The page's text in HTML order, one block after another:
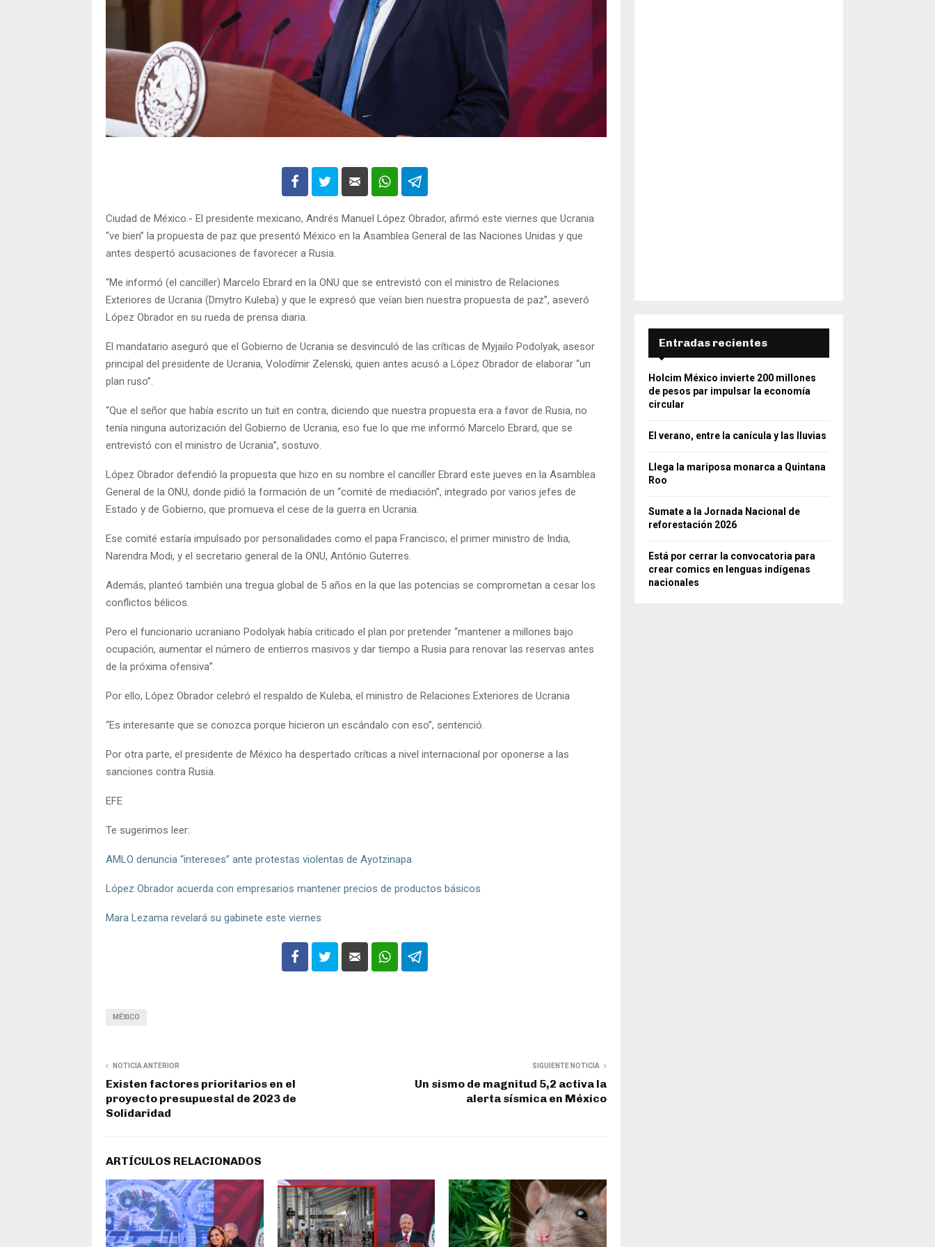
Ciudad de México.- El presidente mexicano, Andrés Manuel López Obrador, afirmó este viernes que Ucrania
“ve bien” la propuesta de paz que presentó México en la Asamblea General de las Naciones Unidas y que
antes despertó acusaciones de favorecer a Rusia.
“Me informó (el canciller) Marcelo Ebrard en la ONU que se entrevistó con el ministro de Relaciones
Exteriores de Ucrania (Dmytro Kuleba) y que le expresó que veían bien nuestra propuesta de paz”, aseveró
López Obrador en su rueda de prensa diaria.
El mandatario aseguró que el Gobierno de Ucrania se desvinculó de las críticas de Myjailo Podolyak, asesor
principal del presidente de Ucrania, Volodímir Zelenski, quien antes acusó a López Obrador de elaborar “un
plan ruso”.
“Que el señor que había escrito un tuit en contra, diciendo que nuestra propuesta era a favor de Rusia, no
tenía ninguna autorización del Gobierno de Ucrania, eso fue lo que me informó Marcelo Ebrard, que se
entrevistó con el ministro de Ucrania”, sostuvo.
López Obrador defendió la propuesta que hizo en su nombre el canciller Ebrard este jueves en la Asamblea
General de la ONU, donde pidió la formación de un “comité de mediación”, integrado por varios jefes de
Estado y de Gobierno, que promueva el cese de la guerra en Ucrania.
Ese comité estaría impulsado por personalidades como el papa Francisco; el primer ministro de India,
Narendra Modi, y el secretario general de la ONU, António Guterres.
Además, planteó también una tregua global de 5 años en la que las potencias se comprometan a cesar los
conflictos bélicos.
Pero el funcionario ucraniano Podolyak había criticado el plan por pretender “mantener a millones bajo
ocupación, aumentar el número de entierros masivos y dar tiempo a Rusia para renovar las reservas antes
de la próxima ofensiva”.
Por ello, López Obrador celebró el respaldo de Kuleba, el ministro de Relaciones Exteriores de Ucrania
“Es interesante que se conozca porque hicieron un escándalo con eso”, sentenció.
Por otra parte, el presidente de México ha despertado críticas a nivel internacional por oponerse a las
sanciones contra Rusia.
EFE
Te sugerimos leer:
AMLO denuncia “intereses” ante protestas violentas de Ayotzinapa
López Obrador acuerda con empresarios mantener precios de productos básicos
Mara Lezama revelará su gabinete este viernes
MÉXICO
NOTICIA ANTERIOR
Existen factores prioritarios en el
proyecto presupuestal de 2023 de
Solidaridad
SIGUIENTE NOTICIA
Un sismo de magnitud 5,2 activa la
alerta sísmica en México
ARTÍCULOS RELACIONADOS
Entradas recientes
Holcim México invierte 200 millones
de pesos par impulsar la economía
circular
El verano, entre la canícula y las lluvias
Llega la mariposa monarca a Quintana
Roo
Sumate a la Jornada Nacional de
reforestación 2026
Está por cerrar la convocatoria para
crear comics en lenguas indígenas
nacionales